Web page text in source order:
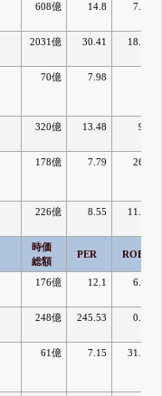
608億 14.8 7.47
2031億 30.41 18.91
70億 7.98
320億 13.48 9.2
178億 7.79 26.6
226億 8.55 11.21
時価
総額
PER ROE
176億 12.1 6.03
248億 245.53 0.26
61億 7.15 31.81